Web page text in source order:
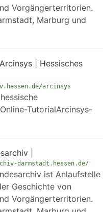
Vorgängerterritorien.
Marburg und
| Hessisches
arcinsys
TutorialArcinsys-
|
darmstadt.hessen.de/
ist Anlaufstelle
Geschichte von
Vorgängerterritorien.